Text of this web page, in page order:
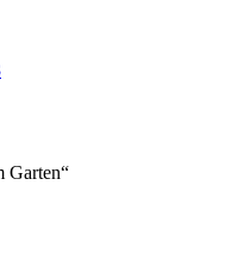
Garten“